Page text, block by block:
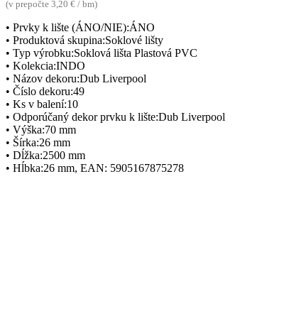
(v prepočte 3,20 € / bm)
• Prvky k lište (ÁNO/NIE):ÁNO
• Produktová skupina:Soklové lišty
• Typ výrobku:Soklová lišta Plastová PVC
• Kolekcia:INDO
• Názov dekoru:Dub Liverpool
• Číslo dekoru:49
• Ks v balení:10
• Odporúčaný dekor prvku k lište:Dub Liverpool
• Výška:70 mm
• Šírka:26 mm
• Dĺžka:2500 mm
• Hĺbka:26 mm, EAN: 5905167875278